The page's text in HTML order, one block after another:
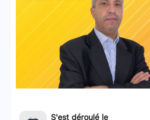
S'est déroulé le